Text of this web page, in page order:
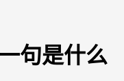
句是什么